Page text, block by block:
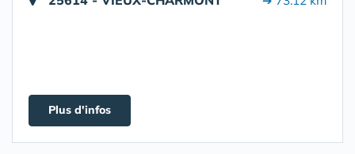
Plus d'infos